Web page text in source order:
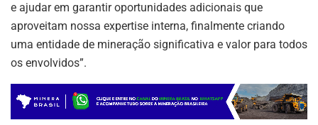
e ajudar em garantir oportunidades adicionais que
aproveitam nossa expertise interna, finalmente criando
uma entidade de mineração significativa e valor para todos
os envolvidos”.